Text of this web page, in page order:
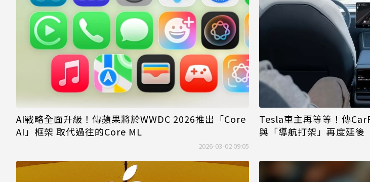
AI戰略全面升級！傳蘋果將於WWDC 2026推出「Core
AI」框架 取代過往的Core ML
2026-03-02 09:05
Tesla車主再等等！傳
與「導航打架」再度延後